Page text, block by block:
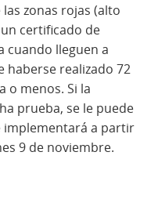
zonas rojas (alto
certificado de
cuando lleguen a
haberse realizado 72
o menos. Si la
prueba, se le puede
implementará a partir
9 de noviembre.